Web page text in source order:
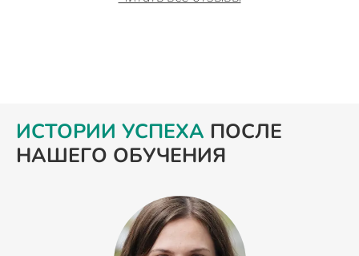
ИСТОРИИ УСПЕХА ПОСЛЕ
НАШЕГО ОБУЧЕНИЯ